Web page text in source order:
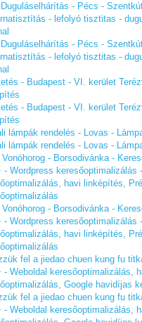
- Pécs -
- lefolyó tisztitas -
- Pécs -
- lefolyó tisztitas -
- Budapest - VI. kerület
- Budapest - VI. kerület
lámpák rendelés - Lovas -
lámpák rendelés - Lovas -
Vonóhorog - Borsodivánka -
- Wordpress
havi linképítés,
Vonóhorog - Borsodivánka -
- Wordpress
havi linképítés,
fel a jiedao chuen kung fu
- Weboldal keresőoptimalizálás,
Google havidíjas
fel a jiedao chuen kung fu
- Weboldal keresőoptimalizálás,